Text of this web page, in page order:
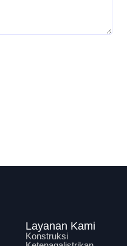
Layanan Kami
Konstruksi